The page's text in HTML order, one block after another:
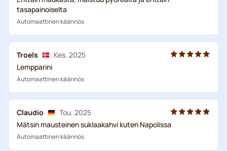
tasapainoiselta
Automaattinen käännös
Troels
Kes. 2025
Lempparini
Automaattinen käännös
Claudio
Tou. 2025
Mätsin mausteinen suklaakahvi kuten Napolissa
Automaattinen käännös